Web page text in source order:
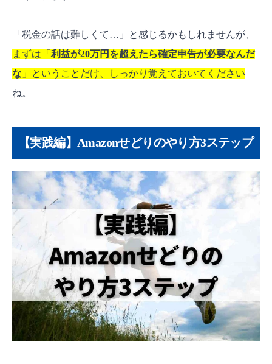
「税金の話は難しくて…」と感じるかもしれませんが、
まずは「 利益が20万円を超えたら確定申告が必要なんだ
な 」ということだけ、しっかり覚えておいてください
ね。
【実践編】Amazonせどりのやり方3ステップ